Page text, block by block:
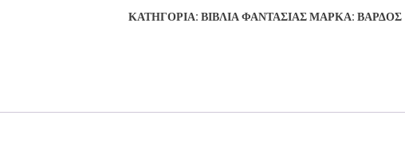
ΚΑΤΗΓΟΡΊΑ: ΒΙΒΛΊΑ ΦΑΝΤΑΣΊΑΣΜΆΡΚΑ: ΒΆΡΔΟΣ